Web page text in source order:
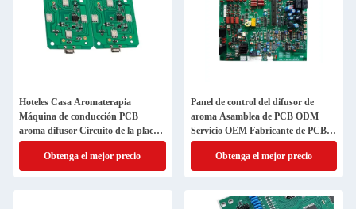
Hoteles Casa Aromaterapia
Máquina de conducción PCB
aroma difusor Circuito de la placa
de calefacción eléctrica líquido
moquito bobina
Obtenga el mejor precio
Panel de control del difusor de
aroma Asamblea de PCB ODM
Servicio OEM Fabricante de PCB
más barato
Obtenga el mejor precio